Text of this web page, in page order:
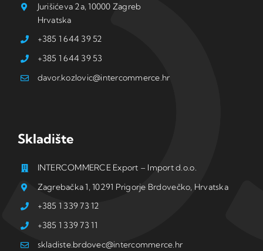
Jurišićeva 2a, 10000 Zagreb
Hrvatska
+385 1 644 39 52
+385 1 644 39 53
davor.kozlovic@intercommerce.hr
Skladište
INTERCOMMERCE Export – Import d.o.o.
Zagrebačka 1, 10291 Prigorje Brdovečko, Hrvatska
+385 1 339 73 12
+385 1 339 73 11
skladiste.brdovec@intercommerce.hr